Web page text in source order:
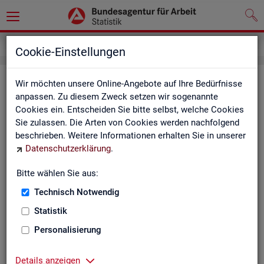
Cookie-Einstellungen
Wir möchten unsere Online-Angebote auf Ihre Bedürfnisse
anpassen. Zu diesem Zweck setzen wir sogenannte
Cookies ein. Entscheiden Sie bitte selbst, welche Cookies
Sie zulassen. Die Arten von Cookies werden nachfolgend
beschrieben. Weitere Informationen erhalten Sie in unserer
Datenschutzerklärung.
Bitte wählen Sie aus:
Technisch Notwendig
Statistik
Personalisierung
Details anzeigen
Im­pres­sum der Sta­tis­tik der Bun­
des­agen­tur für Ar­beit (BA)
In­for­ma­tio­nen über den Her­aus­ge­ber
Im­pres­sum der Bun­des­agen­tur für Ar­beit
Nut­zungs- und Be­zugs­be­din­gun­gen
Co­py­right und Mar­ken­schutz
Die In­hal­te des In­ter­net­auf­tritts der BA sowie die Pro­duk­te
der Sta­tis­tik der BA ste­hen im geis­ti­gen Ei­gen­tum der BA und